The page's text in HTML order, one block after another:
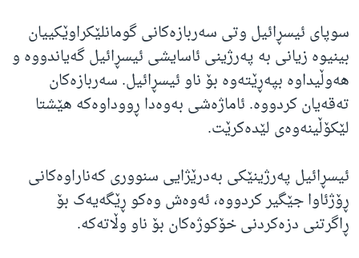
سوپای ئیسڕائیل وتی سەربازەکانی گومانلێکراوێکییان
بینیوە زیانی بە پەرژینی ئاسایشی ئیسڕائیل گەیاندووە و
هەوڵیداوە بپەڕێتەوە بۆ ناو ئیسڕائیل. سەربازەکان
تەقەیان کردووە. ئاماژەشی بەوەدا ڕووداوەکە هێشتا
لێکۆڵینەوەی لێدەکرێت.
ئیسڕائیل پەرژینێکی بەدرێژایی سنووری کەناراوەکانی
ڕۆژئاوا جێگیر کردووە، ئەوەش وەکو ڕێگەیەک بۆ
ڕاگرتنی دزەکردنی خۆکوژەکان بۆ ناو وڵاتەکە.